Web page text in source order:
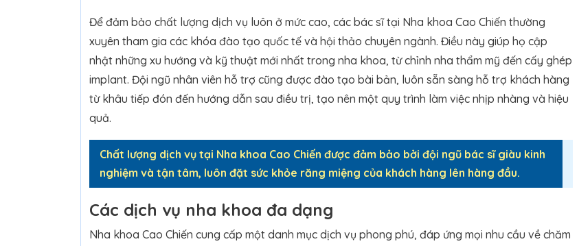
Để đảm bảo chất lượng dịch vụ luôn ở mức cao, các bác sĩ tại Nha khoa Cao Chiến thường
xuyên tham gia các khóa đào tạo quốc tế và hội thảo chuyên ngành. Điều này giúp họ cập
nhật những xu hướng và kỹ thuật mới nhất trong nha khoa, từ chỉnh nha thẩm mỹ đến cấy ghép
implant. Đội ngũ nhân viên hỗ trợ cũng được đào tạo bài bản, luôn sẵn sàng hỗ trợ khách hàng
từ khâu tiếp đón đến hướng dẫn sau điều trị, tạo nên một quy trình làm việc nhịp nhàng và hiệu
quả.
Chất lượng dịch vụ tại Nha khoa Cao Chiến được đảm bảo bởi đội ngũ bác sĩ giàu kinh
nghiệm và tận tâm, luôn đặt sức khỏe răng miệng của khách hàng lên hàng đầu.
Các dịch vụ nha khoa đa dạng
Nha khoa Cao Chiến cung cấp một danh mục dịch vụ phong phú, đáp ứng mọi nhu cầu về chăm